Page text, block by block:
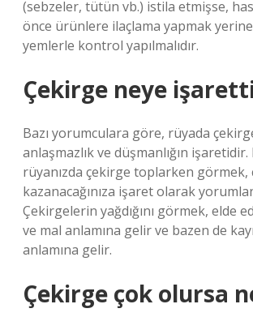
(sebzeler, tütün vb.) istila etmişse,
önce ürünlere ilaçlama yapmak
yemlerle kontrol yapılmalıdır.
Çekirge neye
Bazı yorumculara göre, rüyada
anlaşmazlık ve düşmanlığın
rüyanızda çekirge toplarken görmek,
kazanacağınıza işaret olarak
Çekirgelerin yağdığını görmek, elde
ve mal anlamına gelir ve bazen de
anlamına gelir.
Çekirge çok olursa